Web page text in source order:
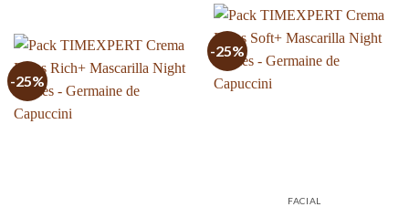
145,85 €.
-25%
FACIAL
-25%